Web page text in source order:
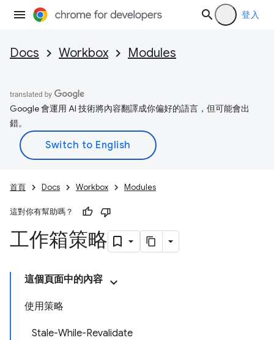
登入
Docs Workbox Modules
Google 會運用 AI 技術將內容翻譯成你偏好的語言，但可能會出
錯。
首頁 Docs Workbox Modules
這對你有幫助嗎？
工作箱策略
這個頁面中的內容
使用策略
Stale-While-Revalidate